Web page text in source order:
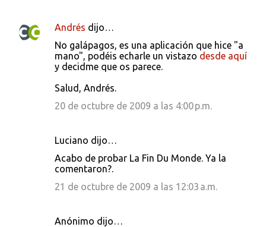
Andrés dijo…
No galápagos, es una aplicación que hice "a
mano", podéis echarle un vistazo desde aquí
y decidme que os parece.
Salud, Andrés.
20 de octubre de 2009 a las 4:00 p.m.
Luciano dijo…
Acabo de probar La Fin Du Monde. Ya la
comentaron?.
21 de octubre de 2009 a las 12:03 a.m.
Anónimo dijo…